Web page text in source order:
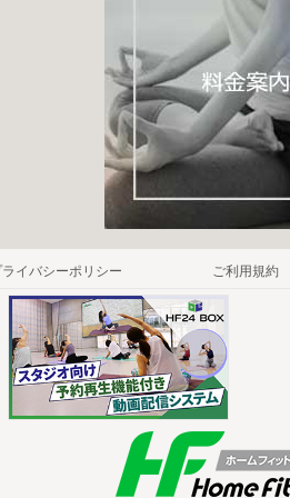
ライバシーポリシー ご利用規約